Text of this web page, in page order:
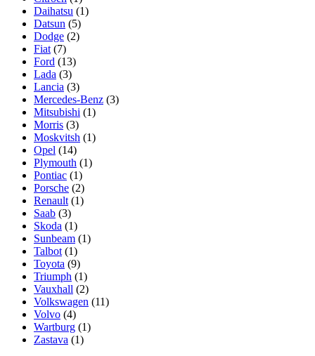
Daihatsu (1)
Datsun (5)
Dodge (2)
Fiat (7)
Ford (13)
Lada (3)
Lancia (3)
Mercedes-Benz (3)
Mitsubishi (1)
Morris (3)
Moskvitsh (1)
Opel (14)
Plymouth (1)
Pontiac (1)
Porsche (2)
Renault (1)
Saab (3)
Skoda (1)
Sunbeam (1)
Talbot (1)
Toyota (9)
Triumph (1)
Vauxhall (2)
Volkswagen (11)
Volvo (4)
Wartburg (1)
Zastava (1)